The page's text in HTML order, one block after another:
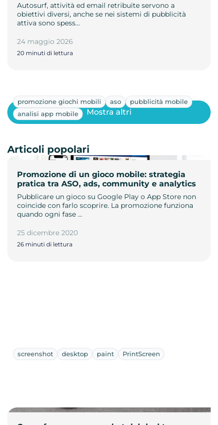
Autosurf, attività ed email retribuite servono a
obiettivi diversi, anche se nei sistemi di pubblicità
attiva sono spess…
24 maggio 2026
20 minuti di lettura
promozione giochi mobili aso
pubblicità mobile
analisi app mobile
Promozione di un gioco mobile: strategia
pratica tra ASO, ads, community e analytics
Pubblicare un gioco su Google Play o App Store non
coincide con farlo scoprire. La promozione funziona
quando ogni fase …
25 dicembre 2020
26 minuti di lettura
Mostra altri
Articoli popolari
screenshot desktop paint PrintScreen